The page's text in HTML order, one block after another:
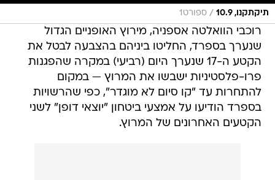
תיקתקנו, 10.9 / ספורט1
רוכבי הוואלטה אספניה, מירוץ האופניים הגדול
שנערך בספרד, החליטו ביניהם בהצבעה לבטל את
הקטע ה-17 שנערך היום (רביעי) במקרה שהפגנות
פרו-פלסטיניות ישבשו את המרוץ — במקום
להתחרות עד "קו סיום לא מוגדר", כפי שהרשויות
בספרד הודיעו על אמצעי ביטחון "יוצאי דופן" לשני
הקטעים האחרונים של המרוץ.